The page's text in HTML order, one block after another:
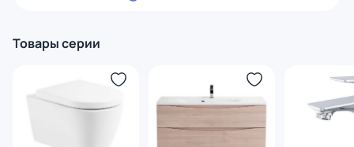
Товары серии